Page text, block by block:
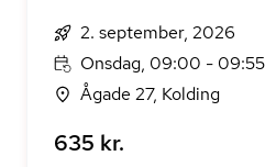
2. september, 2026
Onsdag, 09:00 - 09:55
Ågade 27, Kolding
635 kr.